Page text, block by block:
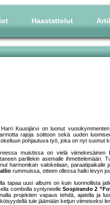
Haastattelut
Kuusijärvi on luonut
rajoja soittoon sekä uuden
pohjautuva työ, joka on nyt suonut
muistissa on vielä viimekesäinen
parillekin asemalle ihmettelemään.
harmonikan valokeilaan,
rummuissa, otteen ollessa halki levyn
tapaa uusi albumi on kuin luonnollista
combolla syntyneelleSospirando 2
projektien vapaus tehdä, ajatella ja
tule jäämään ketjun viimeiseksi